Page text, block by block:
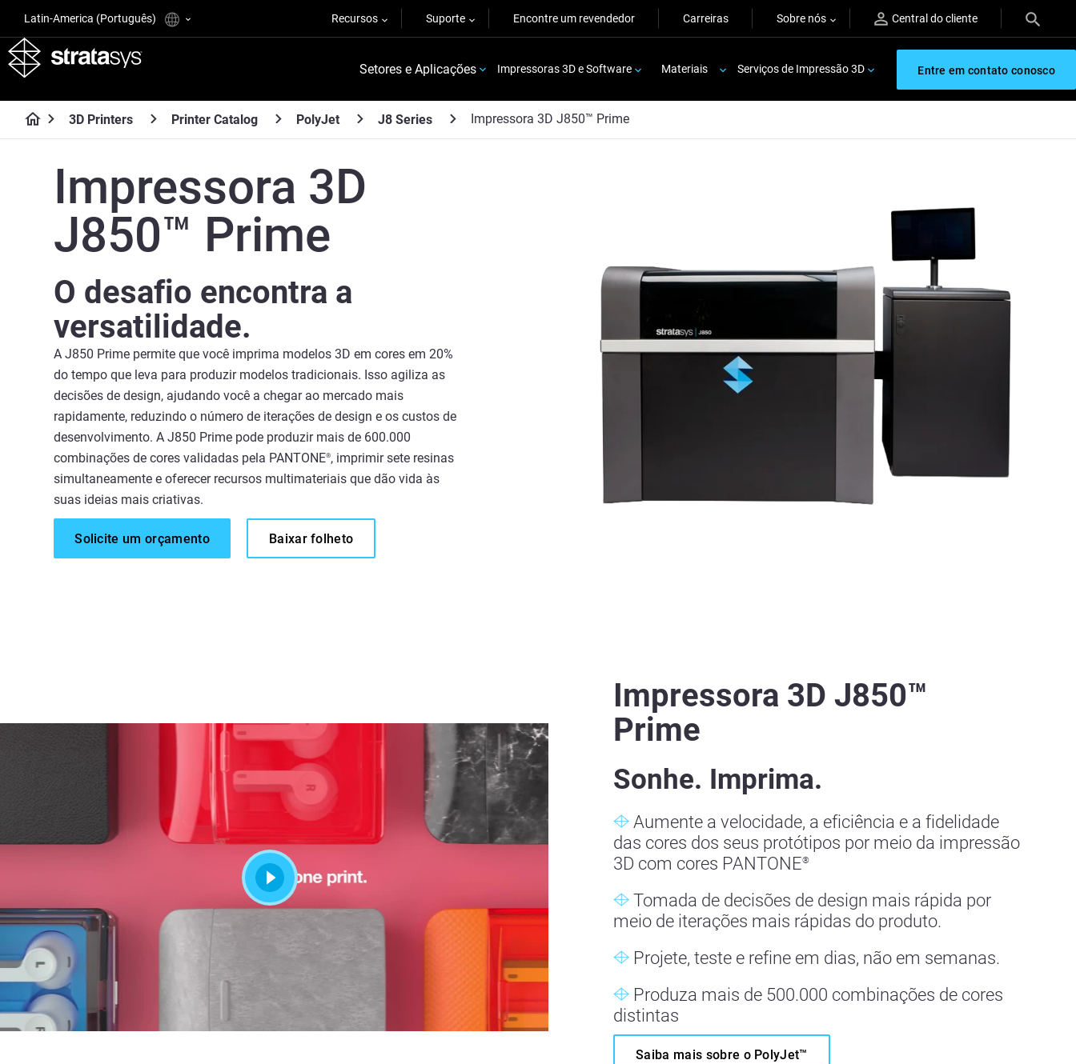
Latin-America (Português) Recursos Suporte Encontre um revendedor Carreiras Sobre nós Central do cliente
Setores e Aplicações Impressoras 3D e Software Materiais Serviços de Impressão 3D Entre em contato conosco
3D Printers Printer Catalog PolyJet J8 Series Impressora 3D J850™ Prime
Impressora 3D
J850™ Prime
O desafio encontra a
versatilidade.
A J850 Prime permite que você imprima modelos 3D em cores em 20%
do tempo que leva para produzir modelos tradicionais. Isso agiliza as
decisões de design, ajudando você a chegar ao mercado mais
rapidamente, reduzindo o número de iterações de design e os custos de
desenvolvimento. A J850 Prime pode produzir mais de 600.000
combinações de cores validadas pela PANTONE®, imprimir sete resinas
simultaneamente e oferecer recursos multimateriais que dão vida às
suas ideias mais criativas.
Solicite um orçamento Baixar folheto
Impressora 3D J850™
Prime
Sonhe. Imprima.
Aumente a velocidade, a eficiência e a fidelidade
das cores dos seus protótipos por meio da impressão
3D com cores PANTONE®
Tomada de decisões de design mais rápida por
meio de iterações mais rápidas do produto.
Projete, teste e refine em dias, não em semanas.
Produza mais de 500.000 combinações de cores
distintas
Saiba mais sobre o PolyJet™